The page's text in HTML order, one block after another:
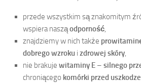
przede wszystkim są znakomitym
wspiera nasząodporność,
znajdziemy w nich także
dobrego wzroku i zdrowej skóry,
nie brakuje witaminy E – silnego
chroniącego komórki przed